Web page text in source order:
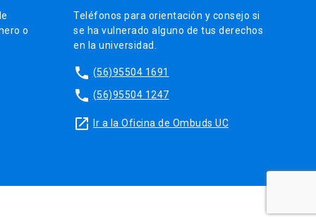
o
Teléfonos para orientación y consejo si
se ha vulnerado alguno de tus derechos
en la universidad.
phone (56)95504 1691
phone (56)95504 1247
launch Ir a la Oficina de Ombuds UC